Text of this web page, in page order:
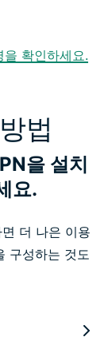
확인하세요.
법
을 설치
요.
더 나은 이용
구성하는 것도